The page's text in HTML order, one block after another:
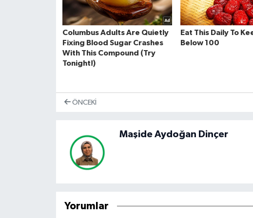
ÖNCEKI
Maşide Aydoğan Dinçer
Yorumlar